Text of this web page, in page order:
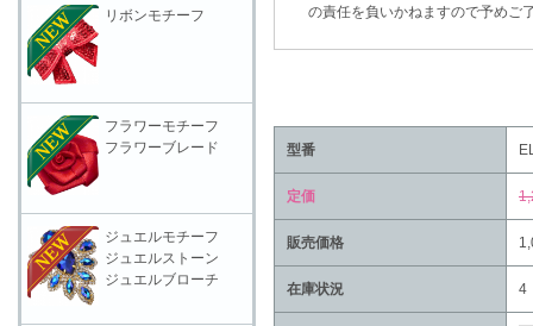
の責任を負いかねますので予めご
型番
定価
販売価格
在庫状況 4
リボンモチーフ
フラワーモチーフ
フラワーブレード
ジュエルモチーフ
ジュエルストーン
ジュエルブローチ